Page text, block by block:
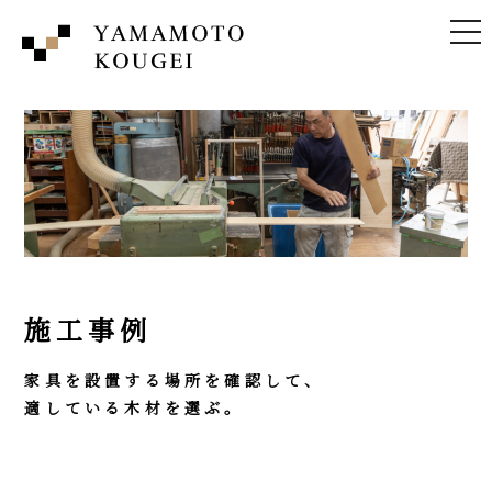
施工事例
家具を設置する場所を確認して、
適している木材を選ぶ。